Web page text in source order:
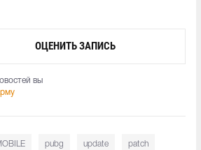
ОЦЕНИТЬ ЗАПИСЬ
вы
pubg update patch